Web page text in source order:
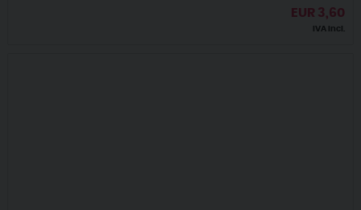
EUR 3,60
IVA incl.